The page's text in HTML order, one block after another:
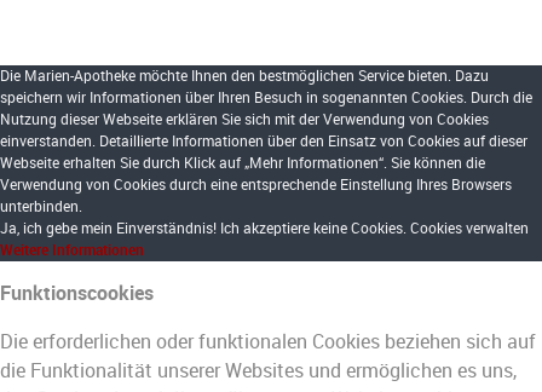
Die Marien-Apotheke möchte Ihnen den bestmöglichen Service bieten. Dazu
speichern wir Informationen über Ihren Besuch in sogenannten Cookies. Durch die
Nutzung dieser Webseite erklären Sie sich mit der Verwendung von Cookies
einverstanden. Detaillierte Informationen über den Einsatz von Cookies auf dieser
Webseite erhalten Sie durch Klick auf „Mehr Informationen“. Sie können die
Verwendung von Cookies durch eine entsprechende Einstellung Ihres Browsers
unterbinden.
Ja, ich gebe mein Einverständnis! Ich akzeptiere keine Cookies. Cookies verwalten
Weitere Informationen
Funktionscookies
Analytische Cookies
Social Media
Zielgerichtete Werbecookies
Erweiterte Cookie Einstellungen
Funktionscookies
Die erforderlichen oder funktionalen Cookies beziehen sich auf
die Funktionalität unserer Websites und ermöglichen es uns,